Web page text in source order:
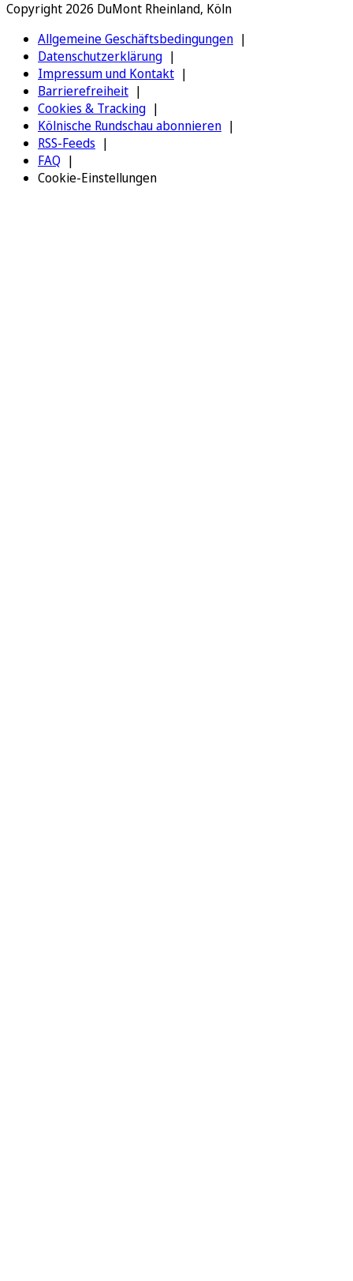
Copyright 2026 DuMont Rheinland, Köln
Allgemeine Geschäftsbedingungen
Datenschutzerklärung
Impressum und Kontakt
Barrierefreiheit
Cookies & Tracking
Kölnische Rundschau abonnieren
RSS-Feeds
FAQ
Cookie-Einstellungen